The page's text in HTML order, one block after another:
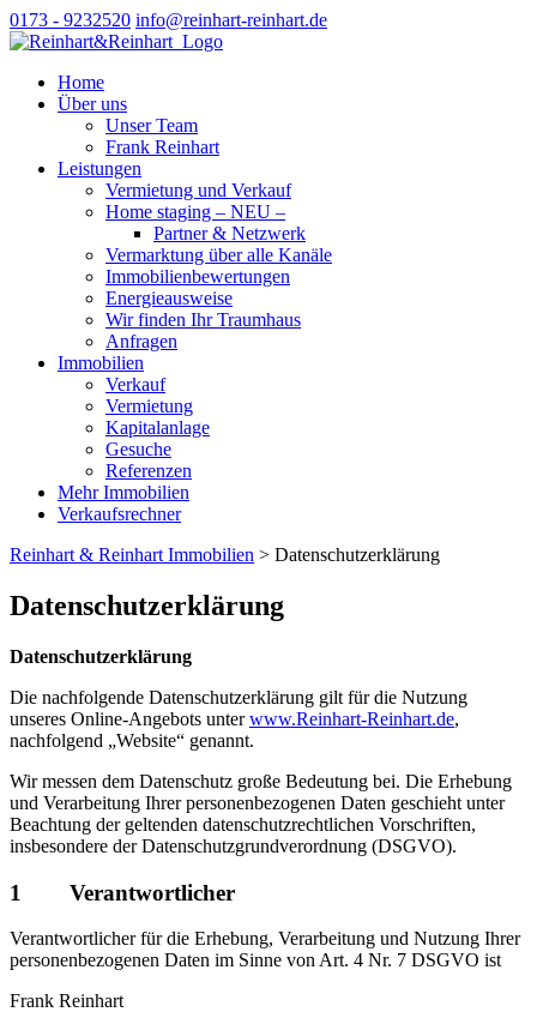
0173 - 9232520 info@reinhart-reinhart.de
Home
Über uns
Unser Team
Frank Reinhart
Leistungen
Vermietung und Verkauf
Home staging – NEU –
Partner & Netzwerk
Vermarktung über alle Kanäle
Immobilienbewertungen
Energieausweise
Wir finden Ihr Traumhaus
Anfragen
Immobilien
Verkauf
Vermietung
Kapitalanlage
Gesuche
Referenzen
Mehr Immobilien
Verkaufsrechner
Reinhart & Reinhart Immobilien > Datenschutzerklärung
Datenschutzerklärung
Datenschutzerklärung
Die nachfolgende Datenschutzerklärung gilt für die Nutzung
unseres Online-Angebots unterwww.Reinhart-Reinhart.de,
nachfolgend „Website“ genannt.
Wir messen dem Datenschutz große Bedeutung bei. Die Erhebung
und Verarbeitung Ihrer personenbezogenen Daten geschieht unter
Beachtung der geltenden datenschutzrechtlichen Vorschriften,
insbesondere der Datenschutzgrundverordnung (DSGVO).
1 Verantwortlicher
Verantwortlicher für die Erhebung, Verarbeitung und Nutzung Ihrer
personenbezogenen Daten im Sinne von Art. 4 Nr. 7 DSGVO ist
Frank Reinhart